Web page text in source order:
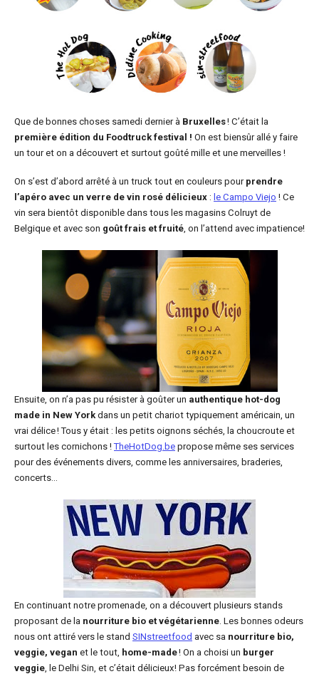
Que de bonnes choses samedi dernier à Bruxelles! C’était la
première édition du Foodtruck festival ! On est biensûr allé y faire
un tour et on a découvert et surtout goûté mille et une merveilles !
On s’est d’abord arrêté à un truck tout en couleurs pour prendre
l’apéro avec un verre de vin rosé délicieux : le Campo Viejo ! Ce
vin sera bientôt disponible dans tous les magasins Colruyt de
Belgique et avec son goût frais et fruité, on l’attend avec impatience!
Ensuite, on n’a pas pu résister à goûter un authentique hot-dog
made in New York dans un petit chariot typiquement américain, un
vrai délice ! Tous y était : les petits oignons séchés, la choucroute et
surtout les cornichons !TheHotDog.be propose même ses services
pour des événements divers, comme les anniversaires, braderies,
concerts…
En continuant notre promenade, on a découvert plusieurs stands
proposant de la nourriture bio et végétarienne . Les bonnes odeurs
nous ont attiré vers le stand SINstreetfood avec sa nourriture bio,
veggie, vegan et le tout, home-made! On a choisi un burger
veggie , le Delhi Sin, et c’était délicieux! Pas forcément besoin de